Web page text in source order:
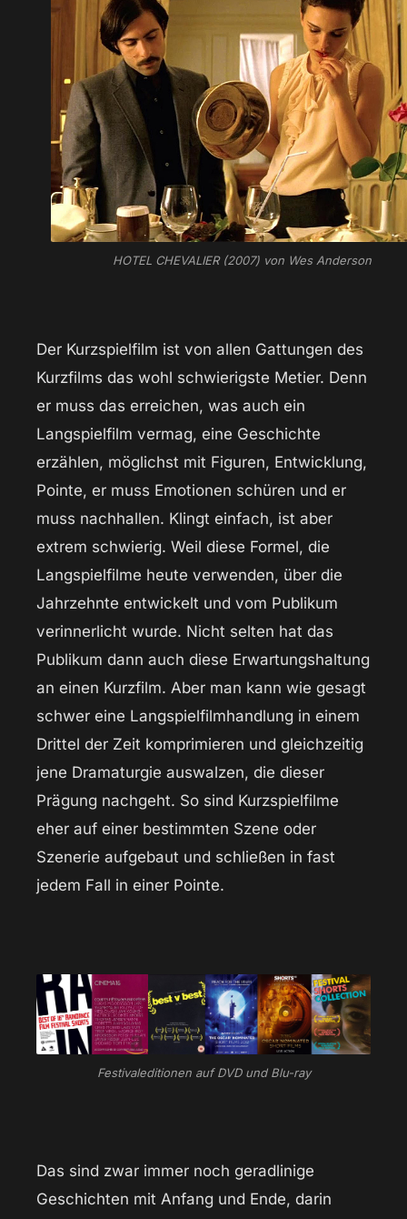
HOTEL CHEVALIER (2007) von Wes Anderson
Der Kurzspielfilm ist von allen Gattungen des
Kurzfilms das wohl schwierigste Metier. Denn
er muss das erreichen, was auch ein
Langspielfilm vermag, eine Geschichte
erzählen, möglichst mit Figuren, Entwicklung,
Pointe, er muss Emotionen schüren und er
muss nachhallen. Klingt einfach, ist aber
extrem schwierig. Weil diese Formel, die
Langspielfilme heute verwenden, über die
Jahrzehnte entwickelt und vom Publikum
verinnerlicht wurde. Nicht selten hat das
Publikum dann auch diese Erwartungshaltung
an einen Kurzfilm. Aber man kann wie gesagt
schwer eine Langspielfilmhandlung in einem
Drittel der Zeit komprimieren und gleichzeitig
jene Dramaturgie auswalzen, die dieser
Prägung nachgeht. So sind Kurzspielfilme
eher auf einer bestimmten Szene oder
Szenerie aufgebaut und schließen in fast
jedem Fall in einer Pointe.
Festivaleditionen auf DVD und Blu-ray
Das sind zwar immer noch geradlinige
Geschichten mit Anfang und Ende, darin